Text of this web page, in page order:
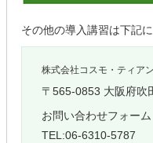
その他の導入講習は下記に
株式会社コスモ・ティア
〒565-0853 大阪府吹
お問い合わせフォーム
TEL:06-6310-5787